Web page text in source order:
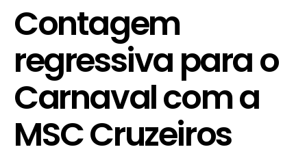
Contagem
regressiva para o
Carnaval com a
MSC Cruzeiros